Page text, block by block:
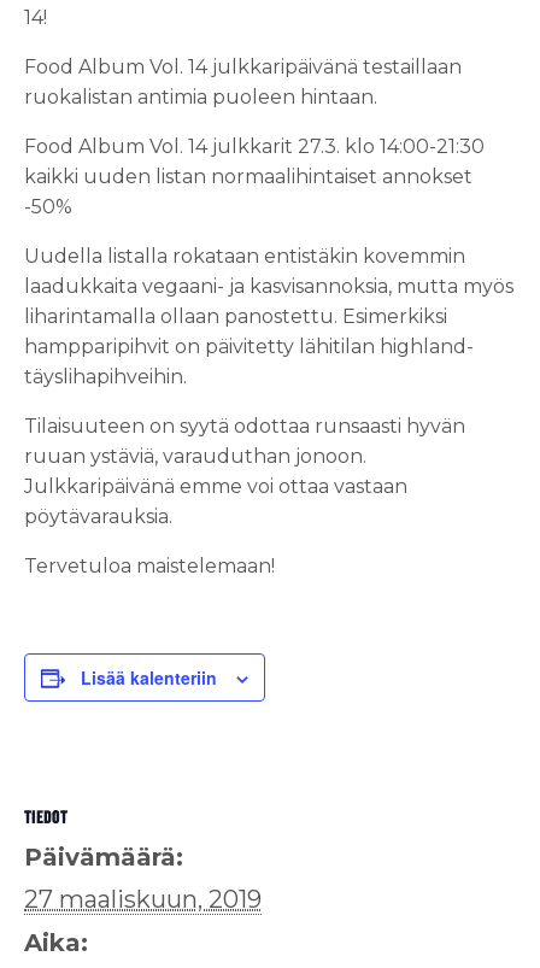
14!
Food Album Vol. 14 julkkaripäivänä testaillaan
ruokalistan antimia puoleen hintaan.
Food Album Vol. 14 julkkarit 27.3. klo 14:00-21:30
kaikki uuden listan normaalihintaiset annokset
-50%
Uudella listalla rokataan entistäkin kovemmin
laadukkaita vegaani- ja kasvisannoksia, mutta myös
liharintamalla ollaan panostettu. Esimerkiksi
hampparipihvit on päivitetty lähitilan highland-
täyslihapihveihin.
Tilaisuuteen on syytä odottaa runsaasti hyvän
ruuan ystäviä, varauduthan jonoon.
Julkkaripäivänä emme voi ottaa vastaan
pöytävarauksia.
Tervetuloa maistelemaan!
Lisää kalenteriin
TIEDOT
Päivämäärä:
27 maaliskuun, 2019
Aika: